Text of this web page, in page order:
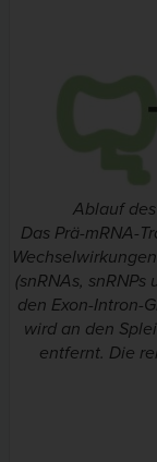
Ablauf
Das Prä-mRNA-
(snRNAs,
den Exon-Intron-
wird an den
entfernt. Die